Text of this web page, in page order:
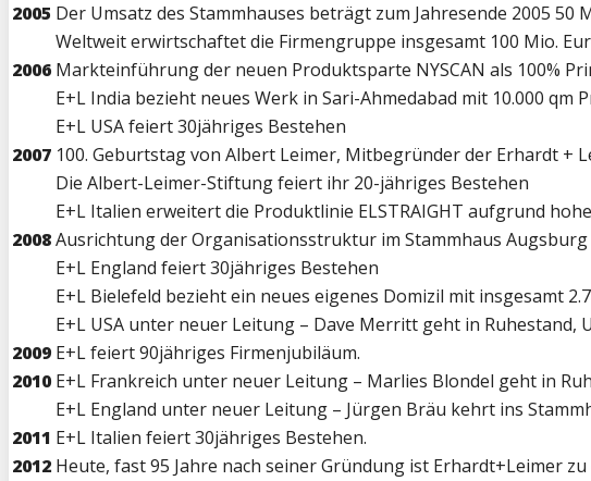
2005 Der Umsatz des Stammhauses beträgt zum Jahresende 2005 50
Weltweit erwirtschaftet die Firmengruppe insgesamt 100 Mio.
2006 Markteinführung der neuen Produktsparte NYSCAN als 100%
E+L India bezieht neues Werk in Sari-Ahmedabad mit 10.000 qm
E+L USA feiert 30jähriges Bestehen
2007 100. Geburtstag von Albert Leimer, Mitbegründer der Erhardt +
Die Albert-Leimer-Stiftung feiert ihr 20-jähriges Bestehen
E+L Italien erweitert die Produktlinie ELSTRAIGHT aufgrund
2008Ausrichtung der Organisationsstruktur im Stammhaus
E+L England feiert 30jähriges Bestehen
E+L Bielefeld bezieht ein neues eigenes Domizil mit insgesamt
E+L USA unter neuer Leitung – Dave Merritt geht in Ruhestand,
2009 E+L feiert 90jähriges Firmenjubiläum.
2010 E+L Frankreich unter neuer Leitung – Marlies Blondel geht in
E+L England unter neuer Leitung – Jürgen Bräu kehrt ins
2011 E+L Italien feiert 30jähriges Bestehen.
2012 Heute, fast 95 Jahre nach seiner Gründung ist Erhardt+Leimer